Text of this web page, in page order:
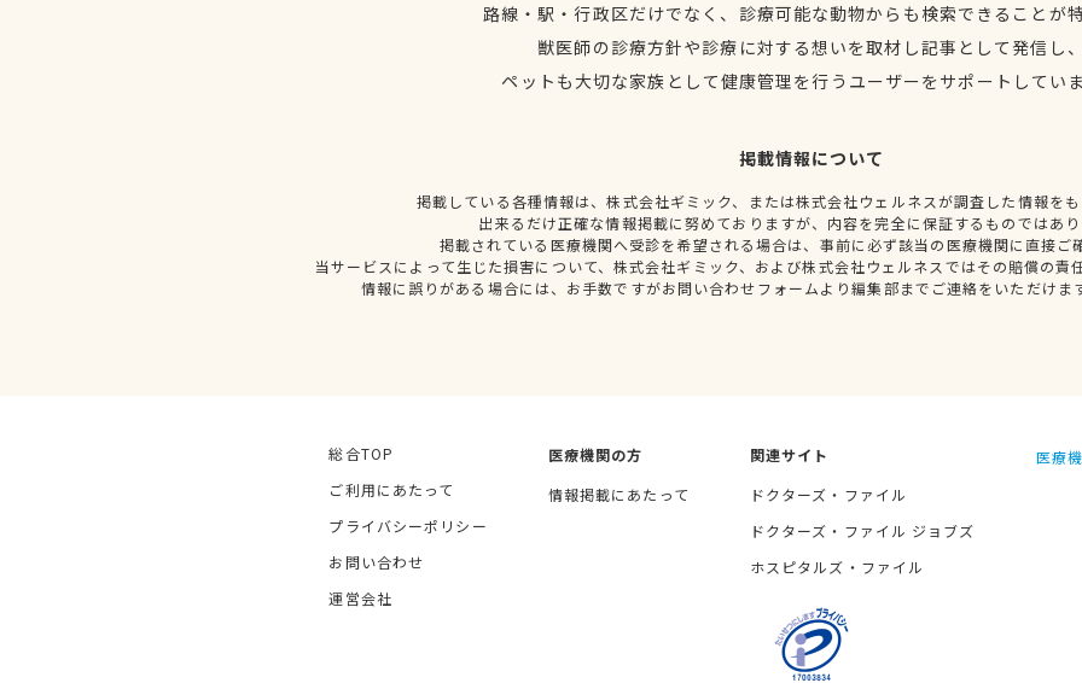
路線・駅・行政区だけでなく、診療可能な動物からも検索できることが
獣医師の診療方針や診療に対する想いを取材し記事として発信し
ペットも大切な家族として健康管理を行うユーザーをサポートしてい
掲載情報について
掲載している各種情報は、株式会社ギミック、または株式会社ウェルネスが調査した情報を
出来るだけ正確な情報掲載に努めておりますが、内容を完全に保証するものではあ
掲載されている医療機関へ受診を希望される場合は、事前に必ず該当の医療機関に直接ご
当サービスによって生じた損害について、株式会社ギミック、および株式会社ウェルネスではその賠償の責
情報に誤りがある場合には、お手数ですがお問い合わせフォームより編集部までご連絡をいただけま
総合TOP
ご利用にあたって
プライバシーポリシー
お問い合わせ
運営会社
医療機関の方
情報掲載にあたって
関連サイト
ドクターズ・ファイル
ドクターズ・ファイル ジョブズ
ホスピタルズ・ファイル
医療